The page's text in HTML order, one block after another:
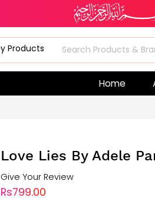
Home
Love Lies By Adele
Give Your Review
Rs799.00